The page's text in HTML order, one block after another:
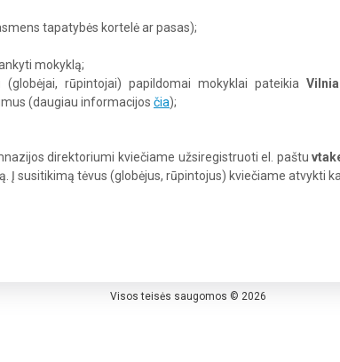
tapatybės kortelė ar pasas);
mokyklą;
rūpintojai) papildomai mokyklai pateikia
(daugiau informacijos čia);
direktoriumi kviečiame užsiregistruoti el. paštu
Į susitikimą tėvus (globėjus, rūpintojus) kviečiame atvykti
Visos teisės saugomos © 2026